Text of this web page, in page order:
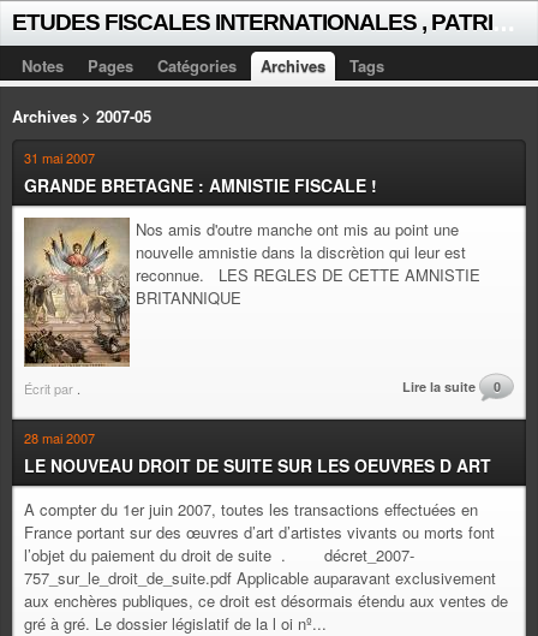
Notes Pages Catégories Archives Tags
Archives > 2007-05
31 mai 2007
GRANDE BRETAGNE : AMNISTIE FISCALE !
Nos amis d'outre manche ont mis au point une
nouvelle amnistie dans la discrètion qui leur est
reconnue. LES REGLES DE CETTE AMNISTIE
BRITANNIQUE
Écrit par Lire la suite 0
28 mai 2007
LE NOUVEAU DROIT DE SUITE SUR LES OEUVRES D ART
A compter du 1er juin 2007, toutes les transactions effectuées en
France portant sur des œuvres d’art d’artistes vivants ou morts font
l’objet du paiement du droit de suite . décret_2007-
757_sur_le_droit_de_suite.pdf Applicable auparavant exclusivement
aux enchères publiques, ce droit est désormais étendu aux ventes de
gré à gré. Le dossier législatif de la l oi nº...